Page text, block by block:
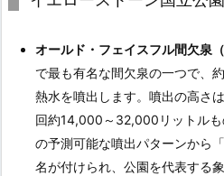
オールド・フェイスフル間欠泉
で最も有名な間欠泉の一つで、
熱水を噴出します。噴出の高さ
回約14,000～32,000リットル
の予測可能な噴出パターンから
名が付けられ、公園を代表する